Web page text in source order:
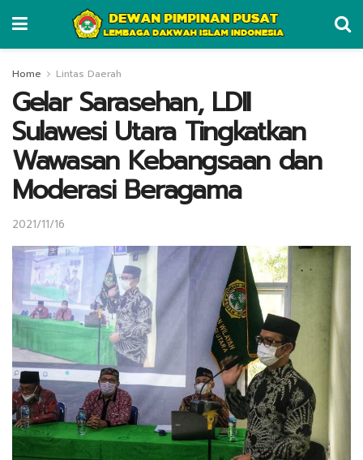
Home Lintas Daerah
Gelar Sarasehan, LDII
Sulawesi Utara Tingkatkan
Wawasan Kebangsaan dan
Moderasi Beragama
2021/11/16